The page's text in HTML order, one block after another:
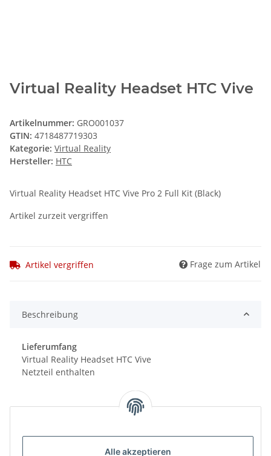
Alle akzeptieren
Virtual Reality Headset HTC Vive
Artikelnummer: GRO001037
GTIN: 4718487719303
Kategorie: Virtual Reality
Hersteller: HTC
Virtual Reality Headset HTC Vive Pro 2 Full Kit (Black)
Artikel zurzeit vergriffen
Artikel vergriffen Frage zum Artikel
Beschreibung
Lieferumfang
Virtual Reality Headset HTC Vive
Netzteil enthalten
Benachrichtigen, wenn verfügbar